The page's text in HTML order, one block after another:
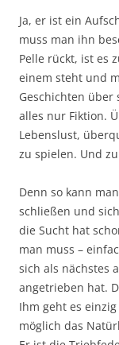
Ja, er ist ein
muss man ihn
Pelle rückt, ist es
einem steht und
Geschichten über
alles nur Fiktion.
Lebenslust,
zu spielen. Und
Denn so kann
schließen und
die Sucht hat
man muss –
sich als nächstes
angetrieben hat.
Ihm geht es
möglich das